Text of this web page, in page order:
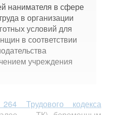
нанимателя в сфере
в организации
условий для
в соответствии
учреждения
Трудового кодекса